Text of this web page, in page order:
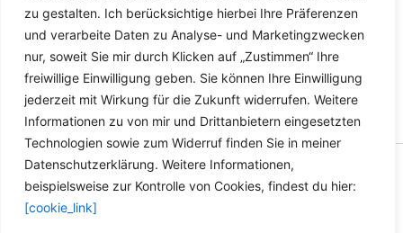
zu gestalten. Ich berücksichtige hierbei Ihre Präferenzen
und verarbeite Daten zu Analyse- und Marketingzwecken
nur, soweit Sie mir durch Klicken auf „Zustimmen“ Ihre
freiwillige Einwilligung geben. Sie können Ihre Einwilligung
jederzeit mit Wirkung für die Zukunft widerrufen. Weitere
Informationen zu von mir und Drittanbietern eingesetzten
Technologien sowie zum Widerruf finden Sie in meiner
Datenschutzerklärung. Weitere Informationen,
beispielsweise zur Kontrolle von Cookies, findest du hier:
[cookie_link]
Copyright © 2026 Versandhandel für Fahrzeugteile, Ersatzteile
für: SMART BMW VW - Zubehör für Werkstätten.